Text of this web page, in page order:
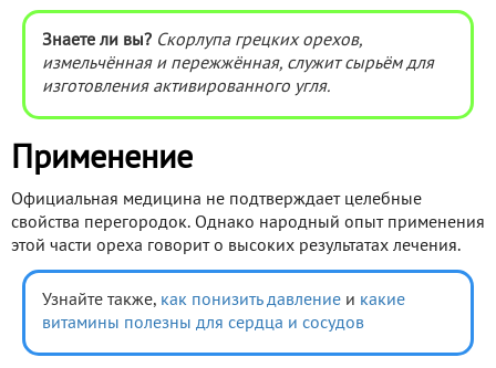
Знаете ли вы? Скорлупа грецких орехов,
измельчённая и пережжённая, служит сырьём для
изготовления активированного угля.
Применение
Официальная медицина не подтверждает целебные
свойства перегородок. Однако народный опыт применения
этой части ореха говорит о высоких результатах лечения.
Узнайте также, как понизить давление и какие
витамины полезны для сердца и сосудов